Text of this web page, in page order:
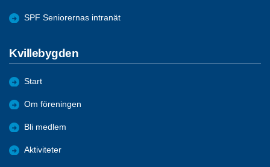
SPF Seniorernas intranät
Kvillebygden
Start
Om föreningen
Bli medlem
Aktiviteter